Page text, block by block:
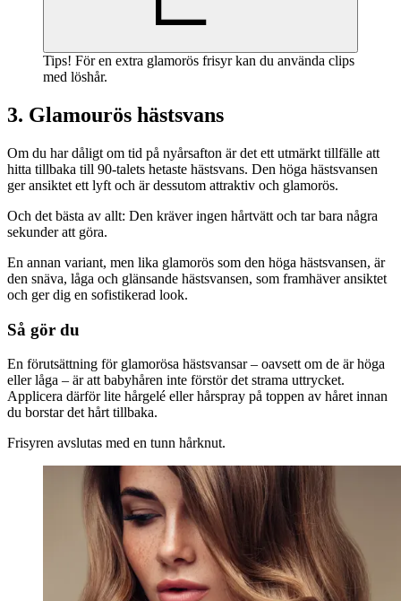
Tips! För en extra glamorös frisyr kan du använda clips
med löshår.
3. Glamourös hästsvans
Om du har dåligt om tid på nyårsafton är det ett utmärkt tillfälle att
hitta tillbaka till 90-talets hetaste hästsvans. Den höga hästsvansen
ger ansiktet ett lyft och är dessutom attraktiv och glamorös.
Och det bästa av allt: Den kräver ingen hårtvätt och tar bara några
sekunder att göra.
En annan variant, men lika glamorös som den höga hästsvansen, är
den snäva, låga och glänsande hästsvansen, som framhäver ansiktet
och ger dig en sofistikerad look.
Så gör du
En förutsättning för glamorösa hästsvansar – oavsett om de är höga
eller låga – är att babyhåren inte förstör det strama uttrycket.
Applicera därför lite hårgelé eller hårspray på toppen av håret innan
du borstar det hårt tillbaka.
Frisyren avslutas med en tunn hårknut.